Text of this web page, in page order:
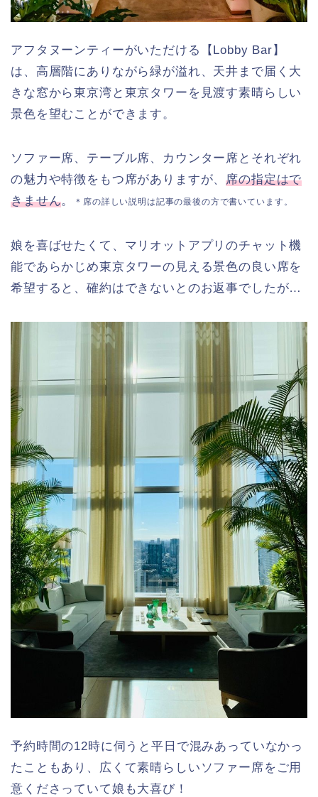
アフタヌーンティーがいただける【Lobby Bar】
は、高層階にありながら緑が溢れ、天井まで届く大
きな窓から東京湾と東京タワーを見渡す素晴らしい
景色を望むことができます。
ソファー席、テーブル席、カウンター席とそれぞれ
の魅力や特徴をもつ席がありますが、席の指定はで
きません。 ＊席の詳しい説明は記事の最後の方で書いています。
娘を喜ばせたくて、マリオットアプリのチャット機
能であらかじめ東京タワーの見える景色の良い席を
希望すると、確約はできないとのお返事でしたが…
予約時間の12時に伺うと平日で混みあっていなかっ
たこともあり、広くて素晴らしいソファー席をご用
意くださっていて娘も大喜び！